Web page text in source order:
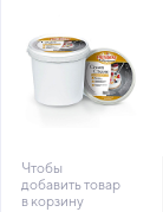
Чтобы
добавить товар
в корзину